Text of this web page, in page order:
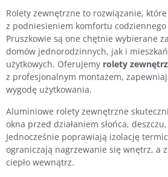
Rolety zewnętrzne to rozwiązanie,
z podniesieniem komfortu
Pruszkowie są one chętnie wybierane
domów jednorodzinnych, jak i
użytkowych. Oferujemy rolety
z profesjonalnym montażem,
wygodę użytkowania.
Aluminiowe rolety zewnętrzne
okna przed działaniem słońca,
Jednocześnie poprawiają izolację
ograniczają nagrzewanie się wnętrz, a
ciepło wewnątrz.